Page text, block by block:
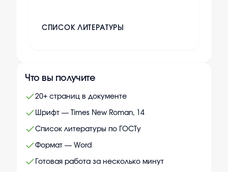
СПИСОК ЛИТЕРАТУРЫ
Что вы получите
20+ страниц в документе
Шрифт — Times New Roman, 14
Список литературы по ГОСТу
Формат — Word
Готовая работа за несколько минут